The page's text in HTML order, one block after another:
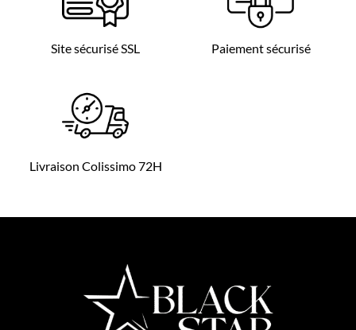
Site sécurisé SSL Paiement sécurisé
Livraison Colissimo 72H